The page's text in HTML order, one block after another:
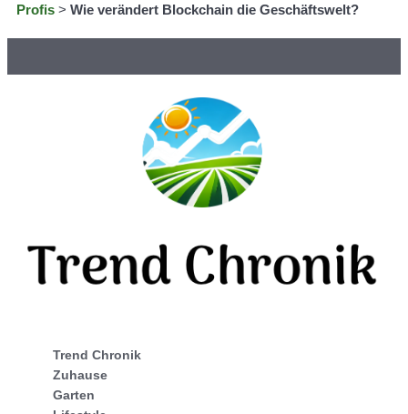
Profis > Wie verändert Blockchain die Geschäftswelt?
Trend Chronik
Zuhause
Garten